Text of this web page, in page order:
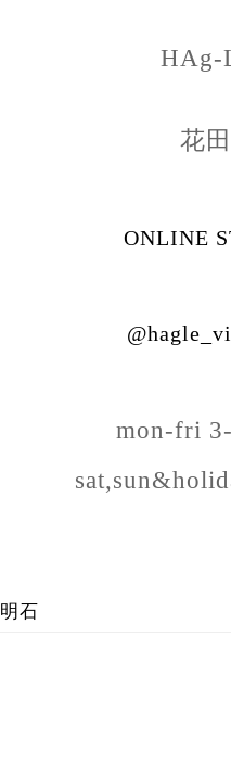
HAg-
花田
ONLINE
mon-fri
明石